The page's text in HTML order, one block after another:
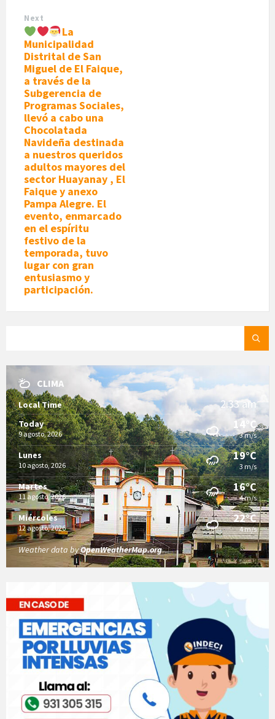
Next
La
Municipalidad
Distrital de San
Miguel de El Faique,
a través de la
Subgerencia de
Programas Sociales,
llevó a cabo una
Chocolatada
Navideña destinada
a nuestros queridos
adultos mayores del
sector Huayanay , El
Faique y anexo
Pampa Alegre. El
evento, enmarcado
en el espíritu
festivo de la
temporada, tuvo
lugar con gran
entusiasmo y
participación.
CLIMA
Local Time 2:33 am
Today
9 agosto, 2026
14°C
3 m/s
Lunes
10 agosto, 2026
19°C
3 m/s
Martes
11 agosto, 2026
16°C
4 m/s
Miércoles
12 agosto, 2026
22°C
4 m/s
Weather data byOpenWeatherMap.org